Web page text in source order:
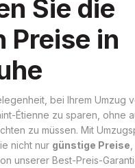
Sie die
Preise in
bei Ihrem Umzug
Étienne zu sparen, ohne
zu müssen. Mit
nicht nur günstige Preise
unserer Best-Preis-